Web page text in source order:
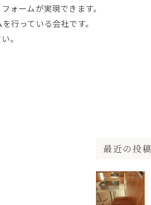
ォームが実現できます。
行っている会社です。
。
最近の投稿